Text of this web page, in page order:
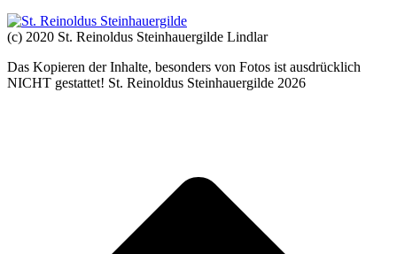
(c) 2020 St. Reinoldus Steinhauergilde Lindlar
Das Kopieren der Inhalte, besonders von Fotos ist ausdrücklich
NICHT gestattet! St. Reinoldus Steinhauergilde 2026